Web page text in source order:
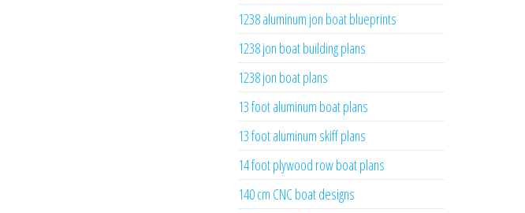
1238 aluminum jon boat blueprints
1238 jon boat building plans
1238 jon boat plans
13 foot aluminum boat plans
13 foot aluminum skiff plans
14 foot plywood row boat plans
140 cm CNC boat designs